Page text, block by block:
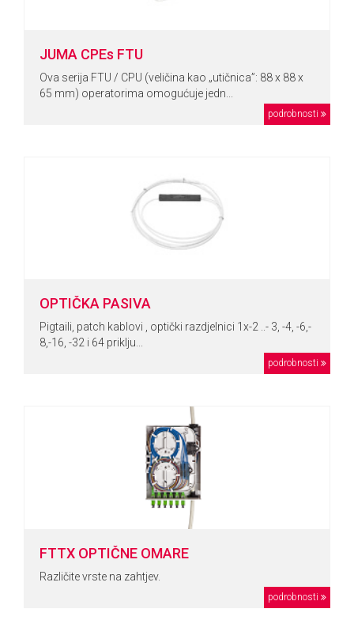
JUMA CPEs FTU
Ova serija FTU / CPU (veličina kao „utičnica”: 88 x 88 x
65 mm) operatorima omogućuje jedn...
podrobnosti
OPTIČKA PASIVA
Pigtaili, patch kablovi , optički razdjelnici 1x-2 ..- 3, -4, -6,-
8,-16, -32 i 64 priklju...
podrobnosti
FTTX OPTIČNE OMARE
Različite vrste na zahtjev.
podrobnosti